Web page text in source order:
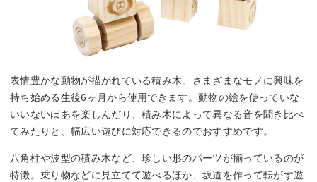
表情豊かな動物が描かれている積み木。さまざまなモノに興味を
持ち始める生後6ヶ月から使用できます。動物の絵を使っていな
いいないばあを楽しんだり、積み木によって異なる音を聞き比べ
てみたりと、幅広い遊びに対応できるのでおすすめです。
八角柱や波型の積み木など、珍しい形のパーツが揃っているのが
特徴。乗り物などに見立てて遊べるほか、坂道を作って転がす遊